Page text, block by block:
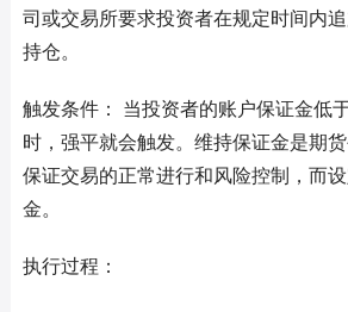
司或交易所要求投资者在规定时间内
持仓。
触发条件： 当投资者的账户保证金低
时，强平就会触发。维持保证金是期
保证交易的正常进行和风险控制，而
金。
执行过程：